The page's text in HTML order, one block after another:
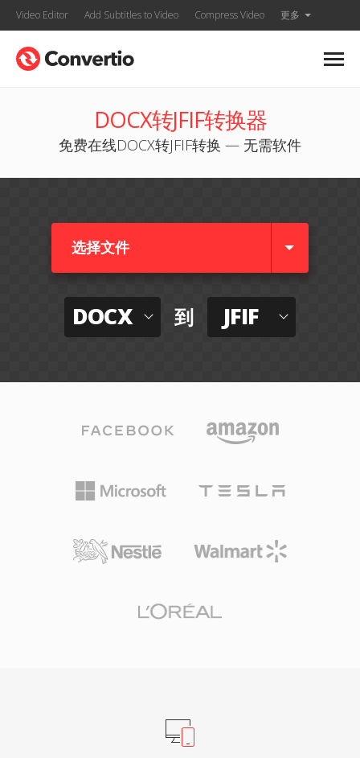
Video Editor Add Subtitles to Video Compress Video 更多
DOCX转JFIF转换器
免费在线DOCX转JFIF转换 — 无需软件
选择文件
DOCX 到 JFIF